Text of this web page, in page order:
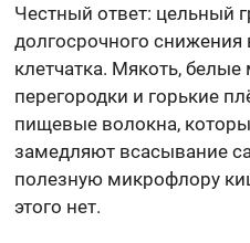
Честный ответ: цельный
долгосрочного
клетчатка. Мякоть,
перегородки и горькие
пищевые волокна,
замедляют всасывание
полезную микрофлору
этого нет.